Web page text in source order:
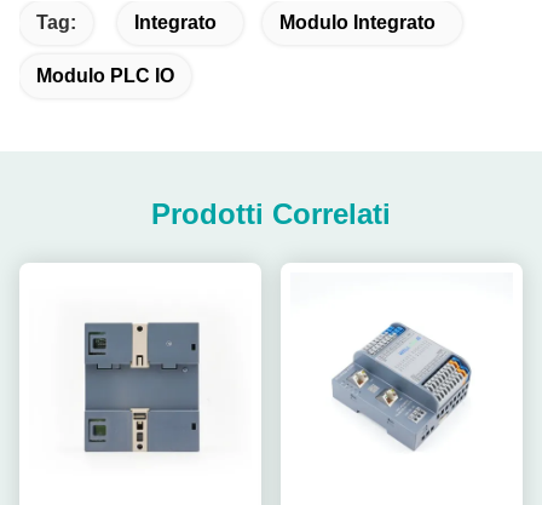
Tag: Integrato Modulo Integrato
Modulo PLC IO
Prodotti Correlati